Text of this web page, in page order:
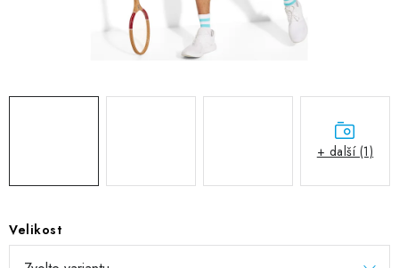
REFLEXNÍ NAŽEHLOVAČKY
TEXTIL S VLASTNÍM POTISKEM
Jak nakupovat Potisk textilu/výšivka
Výměna/vrácení zboží
Obchodní podmínky
GDPR + cookies
Velikost
+ další (1)